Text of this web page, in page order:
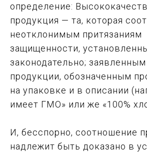
определение:
продукция — та, которая
неотклонимым притязаниям
защищенности,
законодательно;
продукции, обозначенным
на упаковке и в описании
имеет ГМО» или же «100%
И, бесспорно, соотношение
надлежит быть доказано в